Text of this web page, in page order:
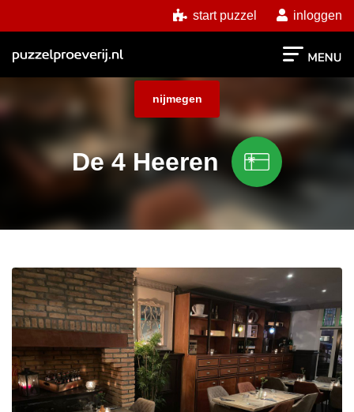
start puzzel inloggen
nijmegen
De 4 Heeren